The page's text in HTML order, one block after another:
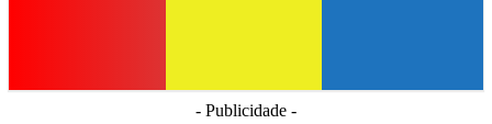
- Publicidade -